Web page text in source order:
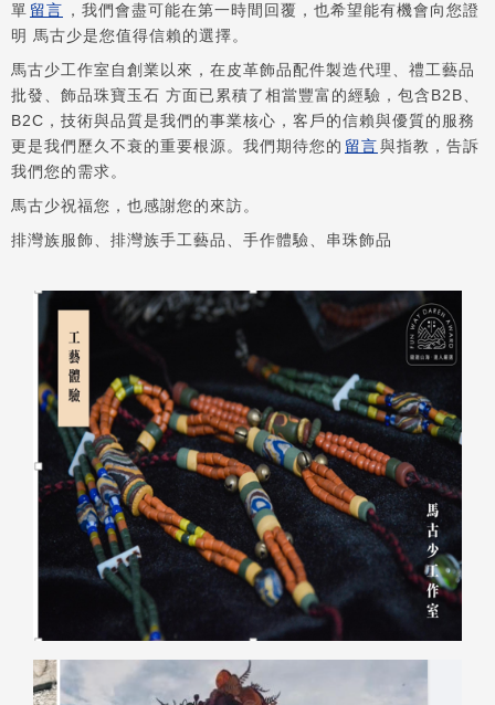
單 留言 ，我們會盡可能在第一時間回覆，也希望能有機會向您證
明 馬古少是您值得信賴的選擇。
馬古少工作室自創業以來，在皮革飾品配件製造代理、禮工藝品
批發、飾品珠寶玉石 方面已累積了相當豐富的經驗，包含B2B、
B2C，技術與品質是我們的事業核心，客戶的信賴與優質的服務
更是我們歷久不衰的重要根源。我們期待您的 留言與指教，告訴
我們您的需求。
馬古少祝福您，也感謝您的來訪。
排灣族服飾、排灣族手工藝品、手作體驗、串珠飾品